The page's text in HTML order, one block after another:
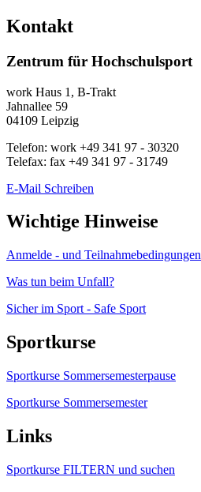
Kontakt
Zentrum für Hochschulsport
work Haus 1, B-Trakt
Jahnallee 59
04109 Leipzig
Telefon: work +49 341 97 - 30320
Telefax: fax +49 341 97 - 31749
E-Mail Schreiben
Wichtige Hinweise
Anmelde - und Teilnahmebedingungen
Was tun beim Unfall?
Sicher im Sport - Safe Sport
Sportkurse
Sportkurse Sommersemesterpause
Sportkurse Sommersemester
Links
Sportkurse FILTERN und suchen